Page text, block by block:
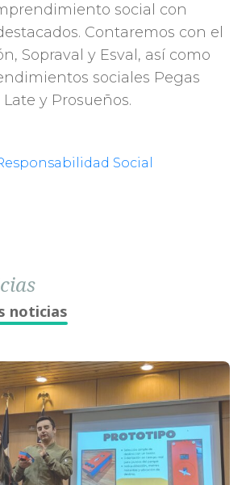
social con
Contaremos con el
Sopraval y Esval, así como
sociales Pegas
y Prosueños.
noticias